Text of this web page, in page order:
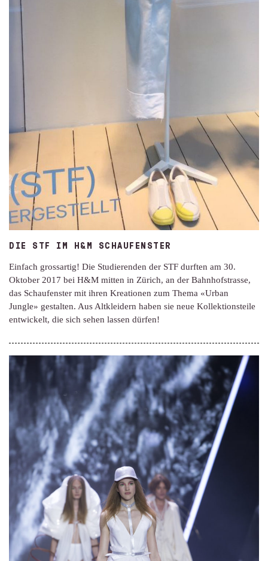
DIE STF IM H&M SCHAUFENSTER
Einfach grossartig! Die Studierenden der STF durften am 30.
Oktober 2017 bei H&M mitten in Zürich, an der Bahnhofstrasse,
das Schaufenster mit ihren Kreationen zum Thema «Urban
Jungle» gestalten. Aus Altkleidern haben sie neue Kollektionsteile
entwickelt, die sich sehen lassen dürfen!